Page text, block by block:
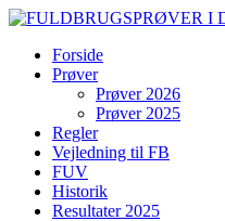
Forside
Prøver
Prøver 2026
Prøver 2025
Regler
Vejledning til FB
FUV
Historik
Resultater 2025